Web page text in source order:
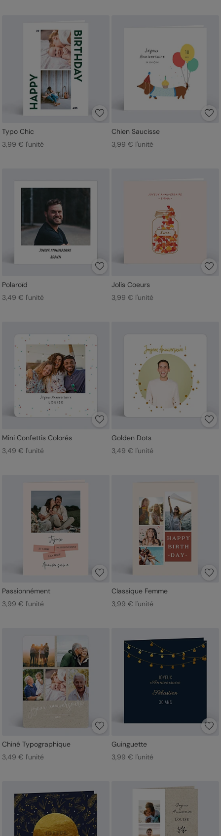
Typo Chic
3,99 € l'unité
Chien Saucisse
3,99 € l'unité
Polaroïd
3,49 € l'unité
Jolis Coeurs
3,99 € l'unité
Mini Confettis Colorés
3,49 € l'unité
Golden Dots
3,49 € l'unité
Passionnément
3,99 € l'unité
Classique Femme
3,99 € l'unité
Chiné Typographique
3,49 € l'unité
Guinguette
3,99 € l'unité